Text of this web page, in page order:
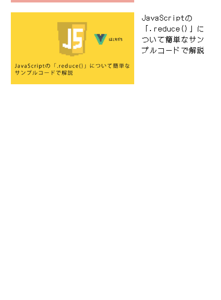
JavaScriptの
「.reduce()」に
ついて簡単なサン
プルコードで解説